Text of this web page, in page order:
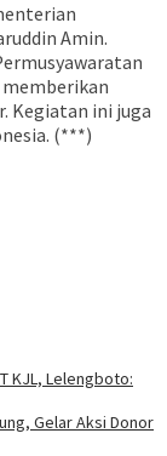
Amin.
memberikan
Kegiatan ini juga
(***)
KJL, Lelengboto:
Gelar Aksi Donor